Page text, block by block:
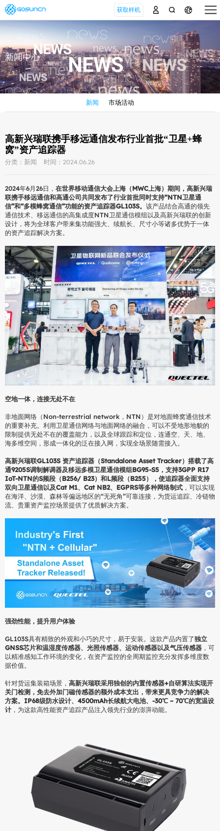
获取样机
新闻中心
新闻 市场活动
高新兴瑞联携手移远通信发布行业首批“卫星+蜂
窝”资产追踪器
分类：新闻 时间：2024.06.26
2024年6月26日， 在世界移动通信大会上海（MWC上海）期间，高新兴瑞
联携手移远通信和高通公司共同发布了行业首批同时支持“NTN卫星通
信”和“多模蜂窝通信”功能的资产追踪器GL103S。 该产品结合高通的领先
通信技术、移远通信的高集成度NTN卫星通信模组以及高新兴瑞联的创新
设计，将为全球客户带来集功能强大、续航长、尺寸小等诸多优势于一体
的资产追踪解决方案。
空地一体，连接无处不在
非地面网络（Non-terrestrial network，NTN）是对地面蜂窝通信技术
的重要补充。利用卫星通信网络与地面网络的融合，可以不受地形地貌的
限制提供无处不在的覆盖能力，以及全球跟踪和定位，连通空、天、地、
海多维空间，形成一体化的泛在接入网，实现全场景随需接入。
高新兴瑞联GL103S 资产追踪器（Standalone Asset Tracker）搭载了高
通9205S调制解调器及移远多模卫星通信模组BG95-S5，支持3GPP R17
IoT-NTN的S频段（B256/ B23）和L频段（B255），使追踪器全面支持
双向卫星通信以及Cat M1、Cat NB2、EGPRS等多种网络制式 ，可以实现
在海洋、沙漠、森林等偏远地区的“无死角”可靠连接，为货运追踪、冷链物
流、贵重资产监控场景提供了优质解决方案。
强劲性能，提升用户体验
GL103S具有精致的外观和小巧的尺寸，易于安装。这款产品内置了独立
GNSS芯片和温湿度传感器、光照传感器、运动传感器以及气压传感器 ，可
以精准感知工作环境的变化，在资产监控的全周期监控充分发挥多维度数
据价值。
针对货运集装箱场景， 高新兴瑞联采用独创的内置传感器+自研算法实现开
关门检测，免去外加门磁传感器的额外成本支出，带来更具竞争力的解决
方案。IP68级防水设计、4500mAh长续航大电池、-30℃ ~ 70℃的宽温设
计，为这款高性能资产追踪产品注入领先行业的澎湃动能。